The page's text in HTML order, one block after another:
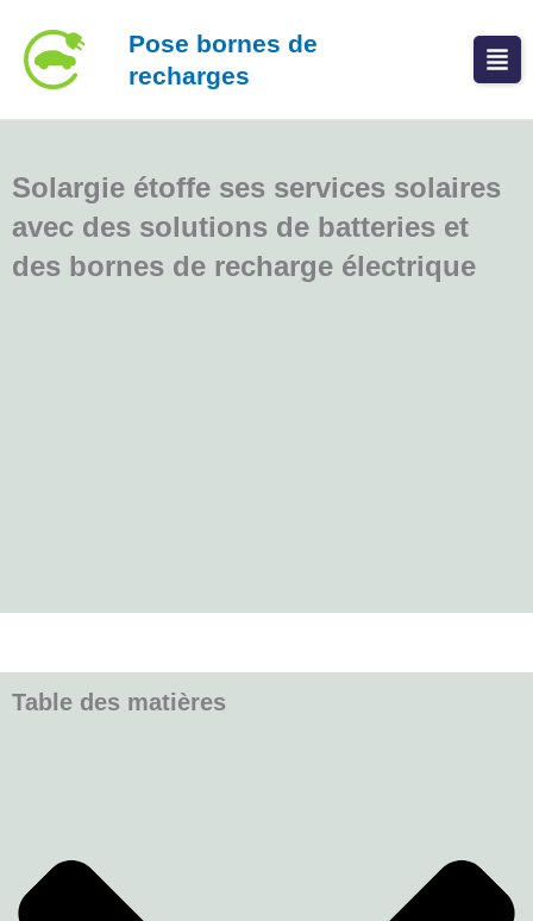
contenu
Pose bornes de
recharges
Solargie étoffe ses services solaires
avec des solutions de batteries et
des bornes de recharge électrique
Table des matières